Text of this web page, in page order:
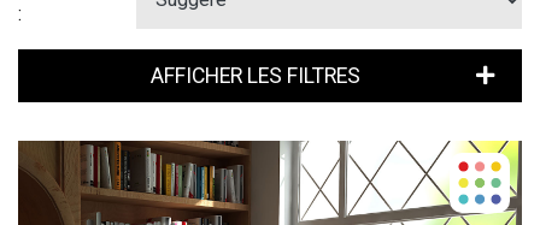
:
AFFICHER LES FILTRES